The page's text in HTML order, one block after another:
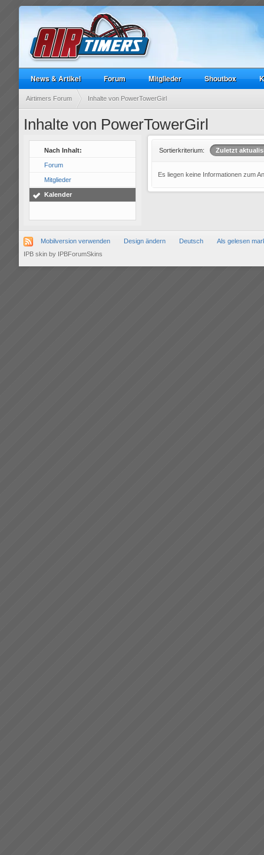
News & Artikel Forum Mitglieder Shoutbox
Airtimers Forum Inhalte von PowerTowerGirl
Inhalte von PowerTowerGirl
Nach Inhalt:
Forum
Mitglieder
Kalender
Sortierkriterium: Zuletzt
Es liegen keine Informationen zum
Mobilversion verwenden Design ändern Deutsch
Als gelesen
IPB skin by IPBForumSkins